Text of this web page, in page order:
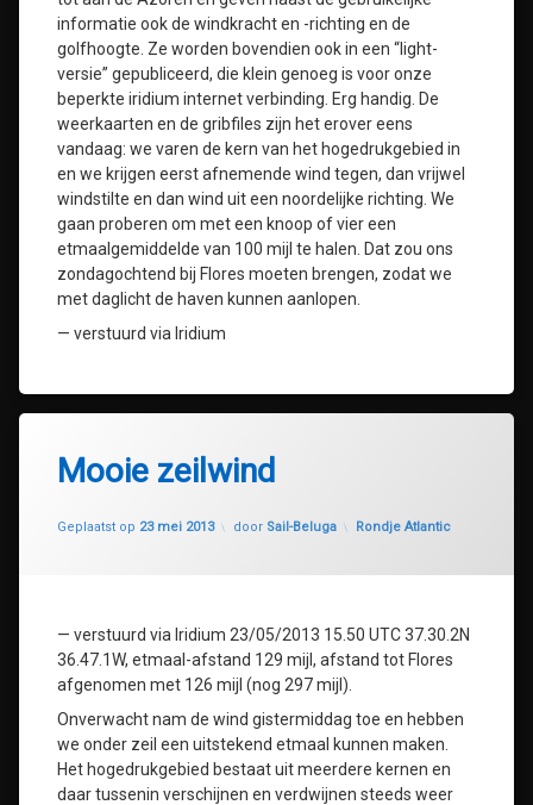
informatie ook de windkracht en -richting en de
golfhoogte. Ze worden bovendien ook in een “light-
versie” gepubliceerd, die klein genoeg is voor onze
beperkte iridium internet verbinding. Erg handig. De
weerkaarten en de gribfiles zijn het erover eens
vandaag: we varen de kern van het hogedrukgebied in
en we krijgen eerst afnemende wind tegen, dan vrijwel
windstilte en dan wind uit een noordelijke richting. We
gaan proberen om met een knoop of vier een
etmaalgemiddelde van 100 mijl te halen. Dat zou ons
zondagochtend bij Flores moeten brengen, zodat we
met daglicht de haven kunnen aanlopen.
— verstuurd via Iridium
Mooie zeilwind
Geplaatst op 23 mei 2013
Geüpdatet op 30 juli 2020
door Sail-Beluga Categorieën:
Rondje Atlantic
— verstuurd via Iridium 23/05/2013 15.50 UTC 37.30.2N
36.47.1W, etmaal-afstand 129 mijl, afstand tot Flores
afgenomen met 126 mijl (nog 297 mijl).
Onverwacht nam de wind gistermiddag toe en hebben
we onder zeil een uitstekend etmaal kunnen maken.
Het hogedrukgebied bestaat uit meerdere kernen en
daar tussenin verschijnen en verdwijnen steeds weer